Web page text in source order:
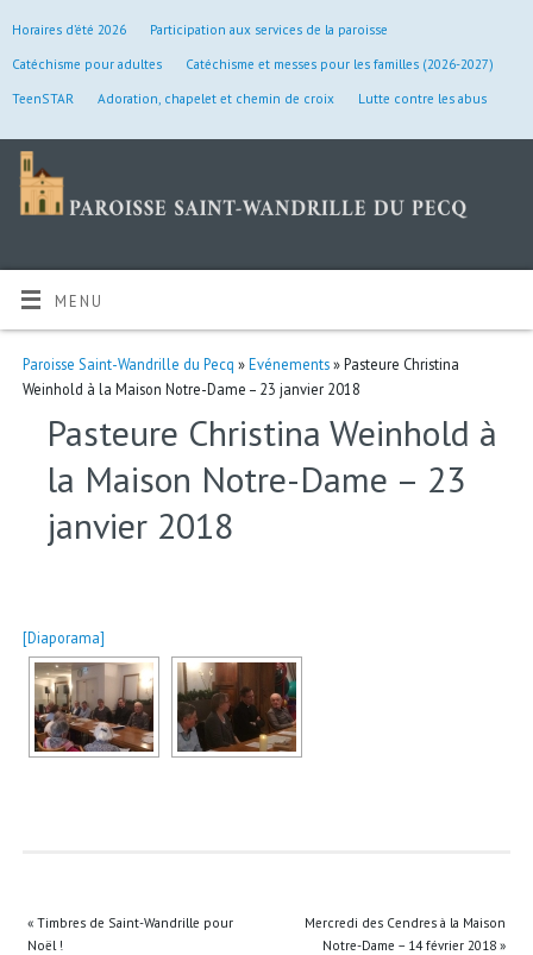
Horaires d’été 2026
Participation aux services de la paroisse
Catéchisme pour adultes
Catéchisme et messes pour les familles (2026-2027)
TeenSTAR
Adoration, chapelet et chemin de croix Lutte contre les abus
MENU
Paroisse Saint-Wandrille du Pecq »Evénements» Pasteure Christina
Weinhold à la Maison Notre-Dame – 23 janvier 2018
Pasteure Christina Weinhold à
la Maison Notre-Dame – 23
janvier 2018
[Diaporama]
«Timbres de Saint-Wandrille pour
Noël !
Mercredi des Cendres à la Maison
Notre-Dame – 14 février 2018»